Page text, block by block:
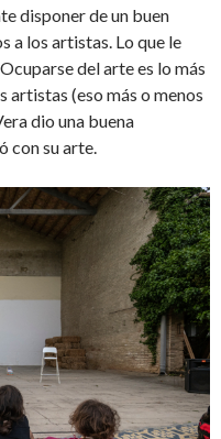
disponer de un buen
a los artistas. Lo que le
del arte es lo más
artistas (eso más o menos
dio una buena
con su arte.